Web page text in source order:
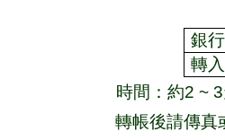
銀
轉
時間： 約2 ~ 3
轉帳後請傳真